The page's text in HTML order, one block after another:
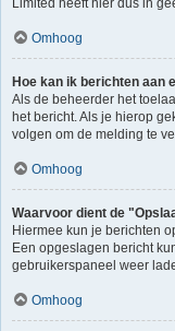
Limited heeft hier dus in
Omhoog
Hoe kan ik berichten aan
Als de beheerder het
het bericht. Als je hierop
volgen om de melding te
Omhoog
Waarvoor dient de
Hiermee kun je berichten
Een opgeslagen bericht
gebruikerspaneel weer
Omhoog